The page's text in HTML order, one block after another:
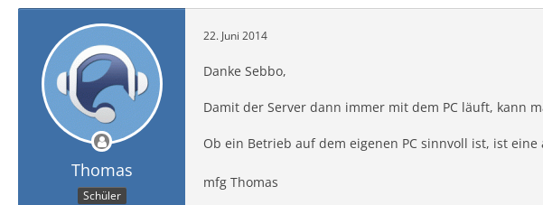
Thomas
Schüler
22. Juni 2014
Danke Sebbo,
Damit der Server dann immer mit dem PC läuft, kann
Ob ein Betrieb auf dem eigenen PC sinnvoll ist, ist eine
mfg Thomas